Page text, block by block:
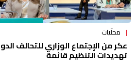
محلّيات
عكر من الإجتماع الوزاري للتحالف
تهديدات التنظيم قائمة